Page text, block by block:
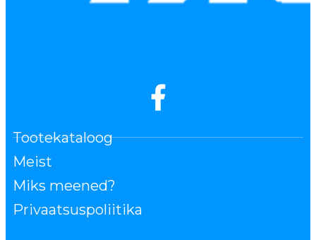
Tootekataloog
Meist
Miks meened?
Privaatsuspoliitika